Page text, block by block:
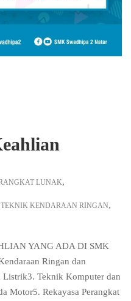
LUNAK,
TEKNIK KENDARAAN RINGAN,
YANG ADA DI SMK
Ringan dan
Listrik3. Teknik Komputer dan
Motor5. Rekayasa Perangkat